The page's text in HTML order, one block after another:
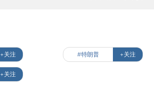
+关注 #特朗普 +关注
+关注